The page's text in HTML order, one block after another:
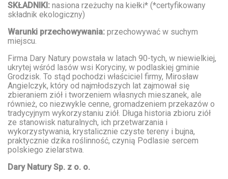
SKŁADNIKI: nasiona rzeżuchy na kiełki* (*certyfikowany
składnik ekologiczny)
Warunki przechowywania: przechowywać w suchym
miejscu.
Firma Dary Natury powstała w latach 90-tych, w niewielkiej,
ukrytej wśród lasów wsi Koryciny, w podlaskiej gminie
Grodzisk. To stąd pochodzi właściciel firmy, Mirosław
Angielczyk, który od najmłodszych lat zajmował się
zbieraniem ziół i tworzeniem własnych mieszanek, ale
również, co niezwykle cenne, gromadzeniem przekazów o
tradycyjnym wykorzystaniu ziół. Długa historia zbioru ziół
ze stanowisk naturalnych, ich przetwarzania i
wykorzystywania, krystalicznie czyste tereny i bujna,
praktycznie dzika roślinność, czynią Podlasie sercem
polskiego zielarstwa.
Dary Natury Sp. z o. o.